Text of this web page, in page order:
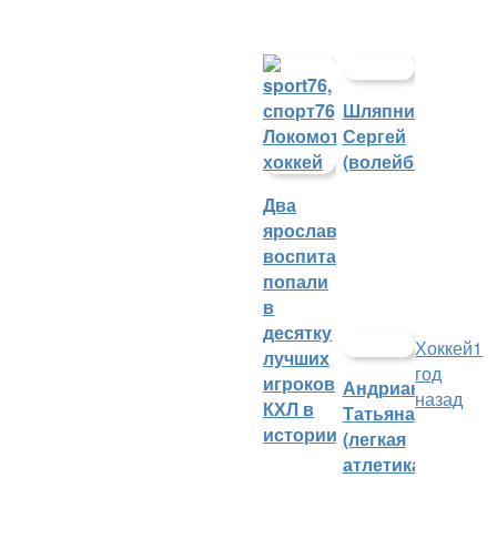
Два
ярославских
воспитанника
попали
в
десятку
лучших
игроков
КХЛ в
истории
Шляпников
Сергей
(волейбол)
Андрианова
Татьяна
(легкая
атлетика)
Хоккей1
год
назад